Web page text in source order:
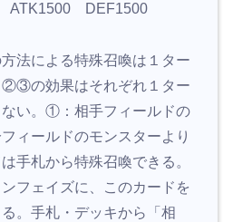
DEF1500
法による特殊召喚は１ター
②③の効果はそれぞれ１ター
い。①：相手フィールドの
ィールドのモンスターより
手札から特殊召喚できる。
フェイズに、このカードを
。手札・デッキから「相